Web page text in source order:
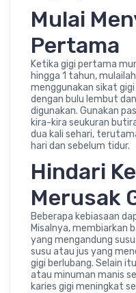
Mulai
Pertama
Ketika gigi pertama
hingga 1 tahun,
menggunakan sikat
dengan bulu lembut
digunakan. Gunakan
kira-kira seukuran
dua kali sehari,
hari dan sebelum tidur.
Hindari
Merusak
Beberapa kebiasaan
Misalnya, membiarkan
yang mengandung
susu atau jus yang
gigi berlubang. Selain
atau minuman manis
karies gigi meningkat